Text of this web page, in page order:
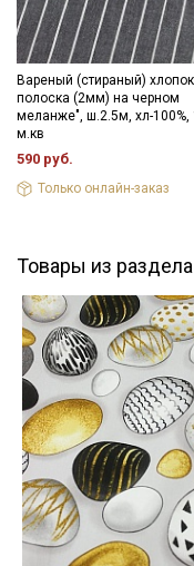
Вареный (стираный)
полоска (2мм) на черном
меланже", ш.2.5м, хл-100%,
м.кв
590 руб.
Только онлайн-заказ
Товары из